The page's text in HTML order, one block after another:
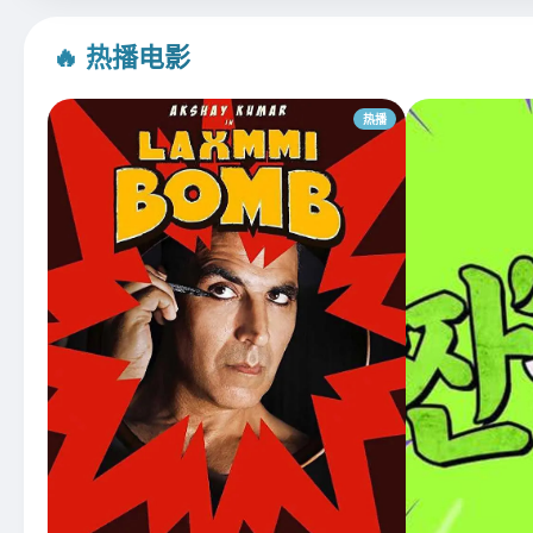
🔥 热播电影
热播